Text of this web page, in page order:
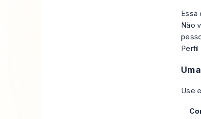
Essa
Não
Perfil
Use